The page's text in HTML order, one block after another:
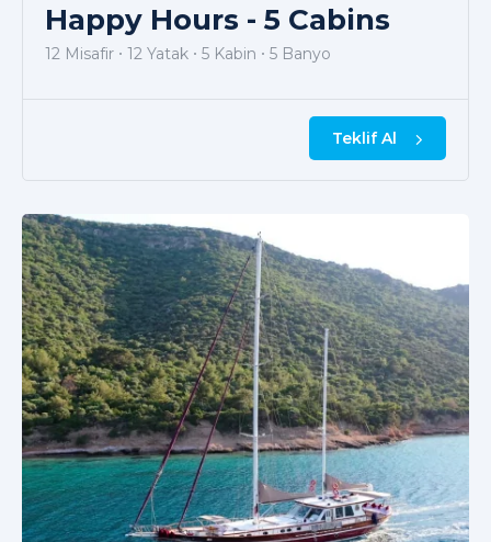
Happy Hours - 5 Cabins
12 Misafir 12 Yatak 5 Kabin 5 Banyo
Teklif Al